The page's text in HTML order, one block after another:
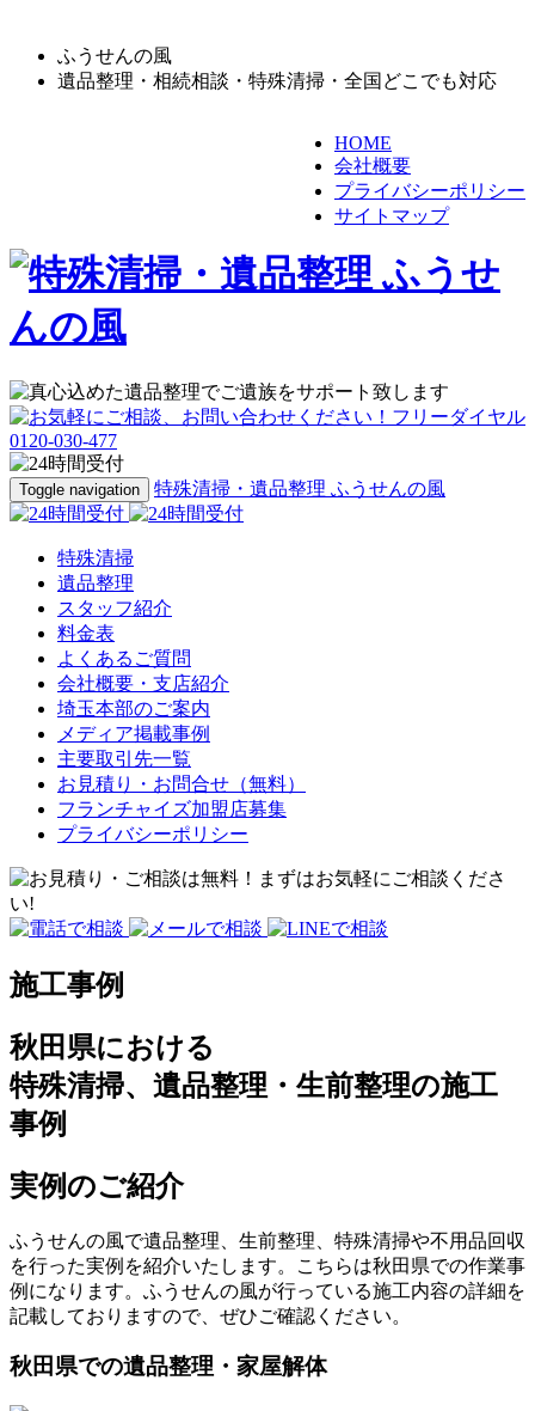
ふうせんの風
遺品整理・相続相談・特殊清掃・全国どこでも対応
HOME
会社概要
プライバシーポリシー
サイトマップ
Toggle navigation 特殊清掃・遺品整理 ふうせんの風
特殊清掃
遺品整理
スタッフ紹介
料金表
よくあるご質問
会社概要・支店紹介
埼玉本部のご案内
メディア掲載事例
主要取引先一覧
お見積り・お問合せ（無料）
フランチャイズ加盟店募集
プライバシーポリシー
施工事例
秋田県における
特殊清掃、遺品整理・生前整理の施工
事例
実例のご紹介
ふうせんの風で遺品整理、生前整理、特殊清掃や不用品回収
を行った実例を紹介いたします。こちらは秋田県での作業事
例になります。ふうせんの風が行っている施工内容の詳細を
記載しておりますので、ぜひご確認ください。
秋田県での遺品整理・家屋解体